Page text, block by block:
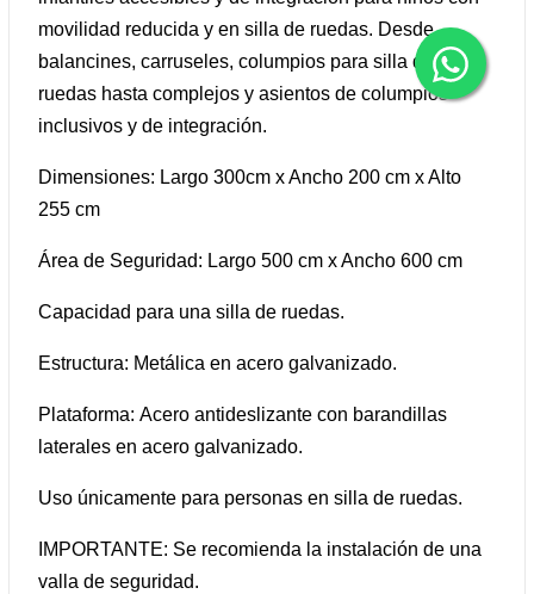
movilidad reducida y en silla de ruedas. Desde
balancines, carruseles, columpios para silla de
ruedas hasta complejos y asientos de columpios
inclusivos y de integración.
Dimensiones: Largo 300cm x Ancho 200 cm x Alto
255 cm
Área de Seguridad: Largo 500 cm x Ancho 600 cm
Capacidad para una silla de ruedas.
Estructura: Metálica en acero galvanizado.
Plataforma: Acero antideslizante con barandillas
laterales en acero galvanizado.
Uso únicamente para personas en silla de ruedas.
IMPORTANTE: Se recomienda la instalación de una
valla de seguridad.